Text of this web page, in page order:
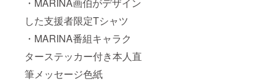
・MARINA画伯がデザイン
した支援者限定Tシャツ
・MARINA番組キャラク
ターステッカー付き本人直
筆メッセージ色紙